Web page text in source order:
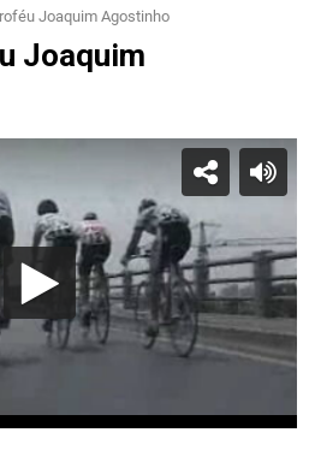
Joaquim Agostinho
Joaquim